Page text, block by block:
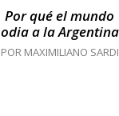
Por qué el mundo
odia a la Argentina
POR MAXIMILIANO SARDI